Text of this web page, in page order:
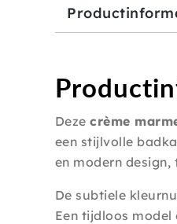
Dezecrème
een stijlvolle
en modern
De subtiele
Een tijdloos